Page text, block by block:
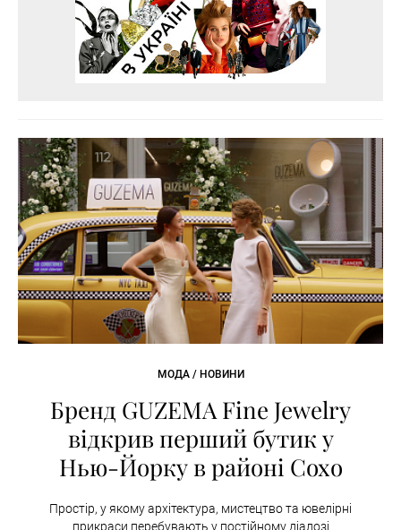
МОДА / НОВИНИ
Бренд GUZEMA Fine Jewelry
відкрив перший бутик у
Нью-Йорку в районі Сохо
Простір, у якому архітектура, мистецтво та ювелірні
прикраси перебувають у постійному діалозі